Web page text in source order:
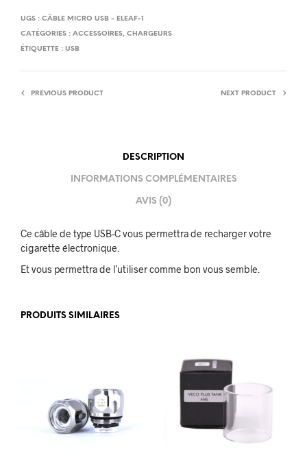
UGS : CÂBLE MICRO USB - ELEAF-1
CATÉGORIES : ACCESSOIRES, CHARGEURS
ÉTIQUETTE : USB
PREVIOUS PRODUCT NEXT PRODUCT
DESCRIPTION
INFORMATIONS COMPLÉMENTAIRES
AVIS (0)
Ce câble de type USB-C vous permettra de recharger votre
cigarette électronique.
Et vous permettra de l’utiliser comme bon vous semble.
PRODUITS SIMILAIRES